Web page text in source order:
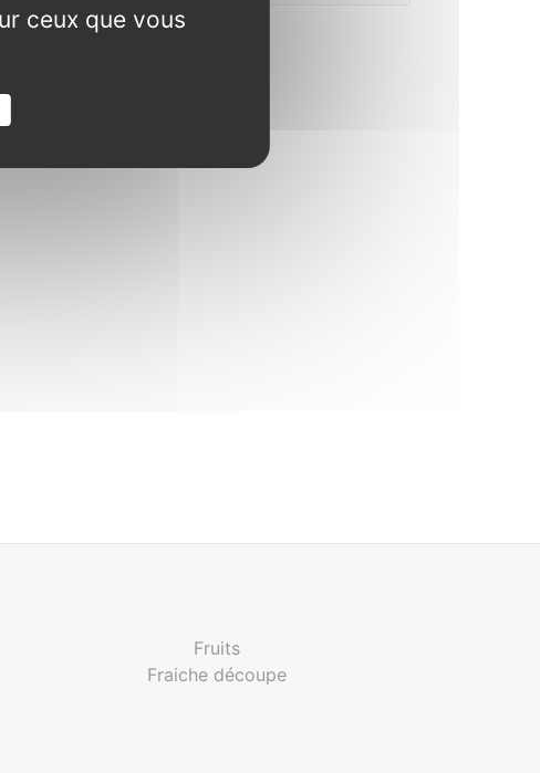
Fruits
Fraiche découpe
ceux que vous